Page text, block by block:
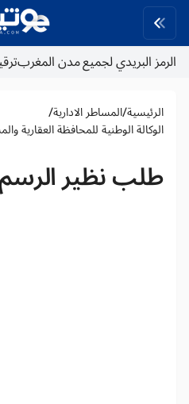
الرمز البريدي لجميع مدن المغرب
الرئيسية/المساطر الادارية/
الوكالة الوطنية للمحافظة العقارية
طلب نظير